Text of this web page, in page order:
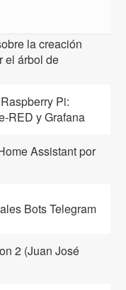
la creación
el árbol de
Pi:
RED y Grafana
Assistant por
Bots Telegram
2 (Juan José